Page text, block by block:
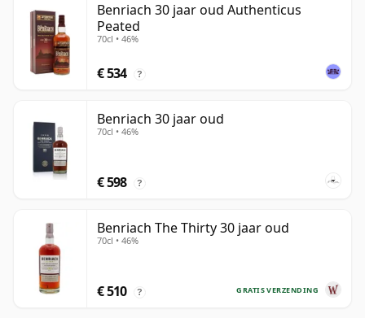
Benriach 30 jaar oud Authenticus
Peated
70cl • 46%
€ 534 ?
Benriach 30 jaar oud
70cl • 46%
€ 598 ?
Benriach The Thirty 30 jaar oud
70cl • 46%
GRATIS VERZENDING
€ 510 ?